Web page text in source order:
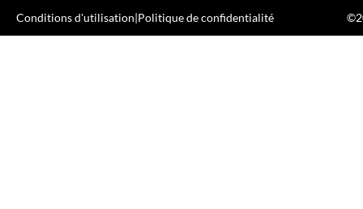
Conditions d'utilisation|Politique de confidentialité